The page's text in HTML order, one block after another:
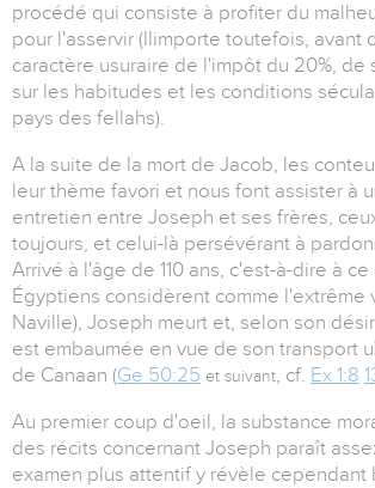
procédé qui consiste à profiter du
pour l'asservir (Ilimporte toutefois, avant
caractère usuraire de l'impôt du 20%, de
sur les habitudes et les conditions
pays des fellahs).
A la suite de la mort de Jacob, les
leur thème favori et nous font assister à
entretien entre Joseph et ses frères,
toujours, et celui-là persévérant à
Arrivé à l'âge de 110 ans, c'est-à-dire à
Égyptiens considèrent comme l'extrême
Naville), Joseph meurt et, selon son
est embaumée en vue de son transport
de Canaan (Ge 50:25 et suivant, cf. Ex 1:8
Au premier coup d'oeil, la substance
des récits concernant Joseph paraît
examen plus attentif y révèle cependant